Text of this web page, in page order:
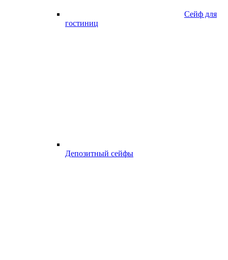
Сейф для
гостиниц
Депозитный сейфы